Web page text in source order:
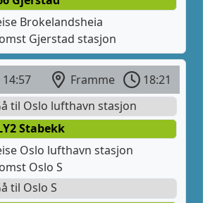
Brokelandsheia
Gjerstad stasjon
14:57 Framme
18:21
til Oslo lufthavn stasjon
Stabekk
Oslo lufthavn stasjon
Oslo S
til Oslo S